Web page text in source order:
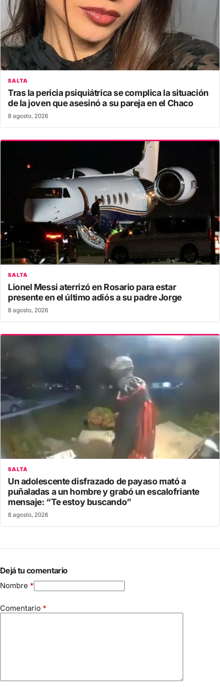
SALTA
Tras la pericia psiquiátrica se complica la situación
de la joven que asesinó a su pareja en el Chaco
8 agosto, 2026
SALTA
Lionel Messi aterrizó en Rosario para estar
presente en el último adiós a su padre Jorge
8 agosto, 2026
SALTA
Un adolescente disfrazado de payaso mató a
puñaladas a un hombre y grabó un escalofriante
mensaje: “Te estoy buscando”
8 agosto, 2026
Dejá tu comentario
Nombre *
Comentario *